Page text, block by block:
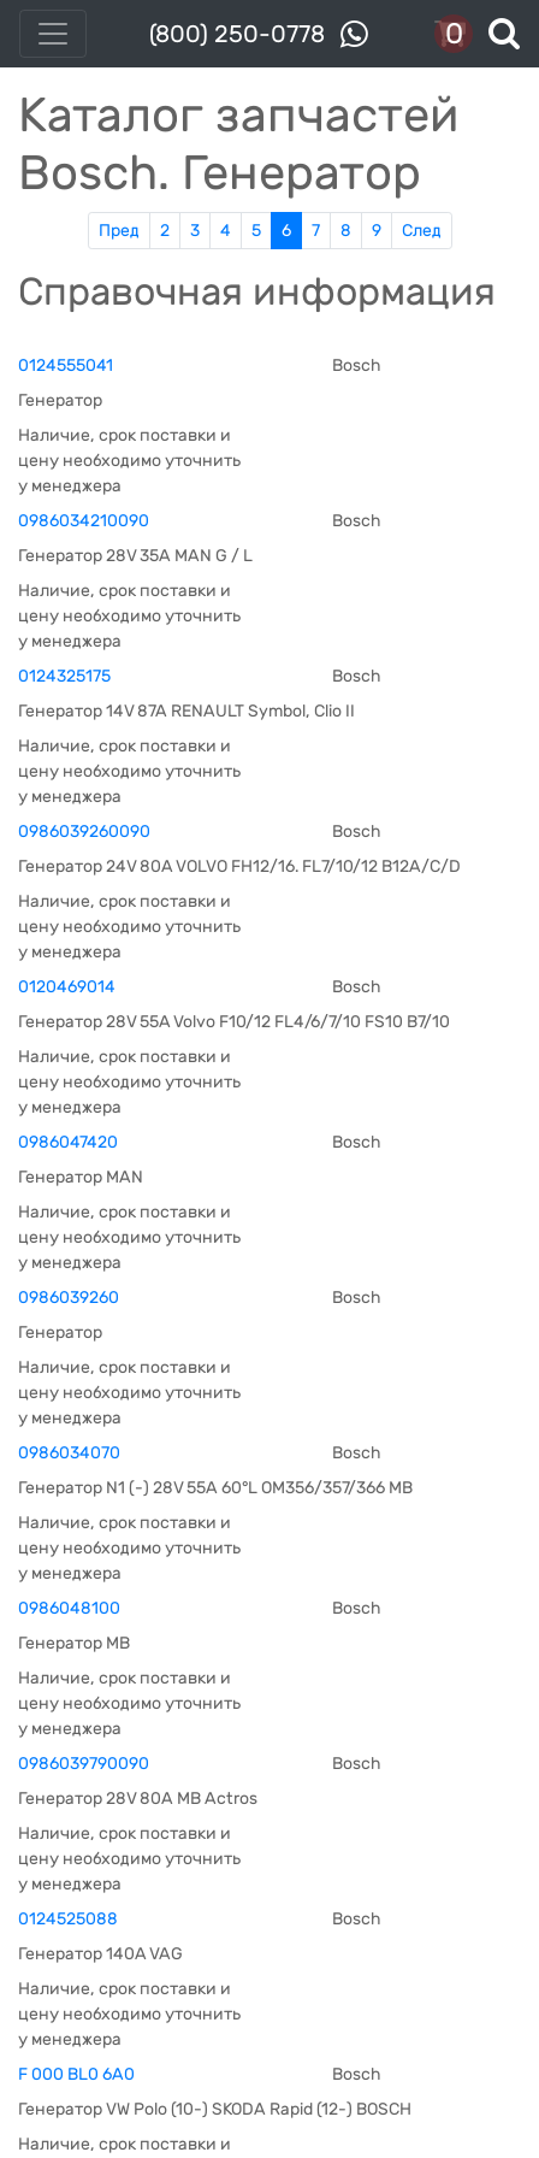
(800) 250-0778 0
Каталог запчастей
Bosch. Генератор
Пред 2 3 4 5 6 7 8 9 След
Справочная информация
0124555041
Bosch
Генератор
Наличие, срок поставки и
цену необходимо уточнить
у менеджера
0986034210090
Bosch
Генератор 28V 35A MAN G / L
Наличие, срок поставки и
цену необходимо уточнить
у менеджера
0124325175
Bosch
Генератор 14V 87A RENAULT Symbol, Clio II
Наличие, срок поставки и
цену необходимо уточнить
у менеджера
0986039260090
Bosch
Генератор 24V 80A VOLVO FH12/16. FL7/10/12 В12A/C/D
Наличие, срок поставки и
цену необходимо уточнить
у менеджера
0120469014
Bosch
Генератор 28V 55A Volvo F10/12 FL4/6/7/10 FS10 B7/10
Наличие, срок поставки и
цену необходимо уточнить
у менеджера
0986047420
Bosch
Генератор MAN
Наличие, срок поставки и
цену необходимо уточнить
у менеджера
0986039260
Bosch
Генератор
Наличие, срок поставки и
цену необходимо уточнить
у менеджера
0986034070
Bosch
Генератор N1 (-) 28V 55A 60°L OM356/357/366 MB
Наличие, срок поставки и
цену необходимо уточнить
у менеджера
0986048100
Bosch
Генератор MB
Наличие, срок поставки и
цену необходимо уточнить
у менеджера
0986039790090
Bosch
Генератор 28V 80A MB Actros
Наличие, срок поставки и
цену необходимо уточнить
у менеджера
0124525088
Bosch
Генератор 140A VAG
Наличие, срок поставки и
цену необходимо уточнить
у менеджера
F 000 BL0 6A0
Bosch
Генератор VW Polo (10-) SKODA Rapid (12-) BOSCH
Наличие, срок поставки и